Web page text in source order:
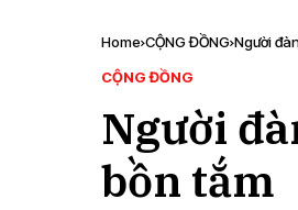
Home CỘNG ĐỒNG Người
CỘNG ĐỒNG
Người
bồn tắm